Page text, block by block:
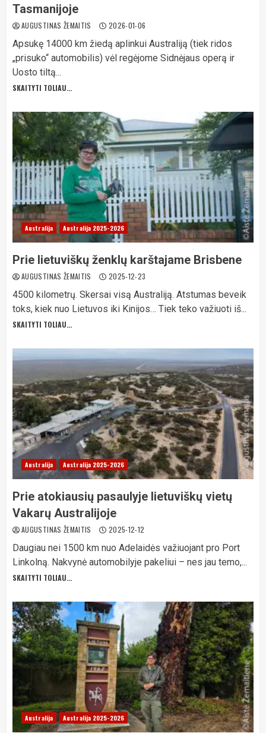
Tasmanijoje
AUGUSTINAS ŽEMAITIS 2026-01-06
Apsukę 14000 km žiedą aplinkui Australiją (tiek ridos
„prisuko“ automobilis) vėl regėjome Sidnėjaus operą ir
Uosto tiltą...
SKAITYTI TOLIAU...
Australija Australija 2025-2026
Prie lietuviškų ženklų karštajame Brisbene
AUGUSTINAS ŽEMAITIS 2025-12-23
4500 kilometrų. Skersai visą Australiją. Atstumas beveik
toks, kiek nuo Lietuvos iki Kinijos… Tiek teko važiuoti iš...
SKAITYTI TOLIAU...
Australija Australija 2025-2026
Prie atokiausių pasaulyje lietuviškų vietų
Vakarų Australijoje
AUGUSTINAS ŽEMAITIS 2025-12-12
Daugiau nei 1500 km nuo Adelaidės važiuojant pro Port
Linkolną. Nakvynė automobilyje pakeliui – nes jau temo,...
SKAITYTI TOLIAU...
Australija Australija 2025-2026